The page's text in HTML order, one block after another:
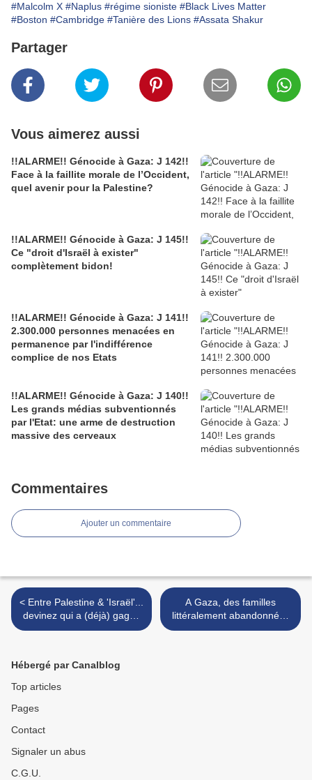
#Malcolm X #Naplus #régime sioniste #Black Lives Matter
#Boston #Cambridge #Tanière des Lions #Assata Shakur
Partager
Vous aimerez aussi
!!ALARME!! Génocide à Gaza: J 142!!
Face à la faillite morale de l’Occident,
quel avenir pour la Palestine?
!!ALARME!! Génocide à Gaza: J 145!!
Ce "droit d'Israël à exister"
complètement bidon!
!!ALARME!! Génocide à Gaza: J 141!!
2.300.000 personnes menacées en
permanence par l'indifférence
complice de nos Etats
!!ALARME!! Génocide à Gaza: J 140!!
Les grands médias subventionnés
par l'Etat: une arme de destruction
massive des cerveaux
Commentaires
Ajouter un commentaire
< Entre Palestine & 'Israël'...
devinez qui a (déjà) gagné
la Coupe du Monde de foot
A Gaza, des familles
littéralement abandonnées
ont besoin de notre
Hébergé par Canalblog
Top articles
Pages
Contact
Signaler un abus
C.G.U.